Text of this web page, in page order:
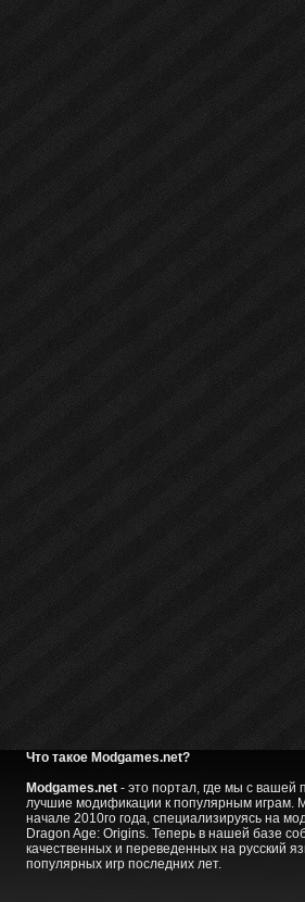
Что такое Modgames.net?
Modgames.net- это портал, где мы с вашей
лучшие модификации к популярным играм.
начале 2010го года, специализируясь на
Dragon Age: Origins. Теперь в нашей базе
качественных и переведенных на русский
популярных игр последних лет.